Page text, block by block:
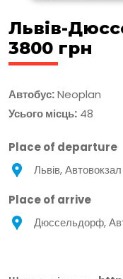
Львів-
3800 грн
Автобус:Neoplan
Усього місць: 48
Place of departure
Львів, Автовокзал
Place of arrive
Дюссельдорф,